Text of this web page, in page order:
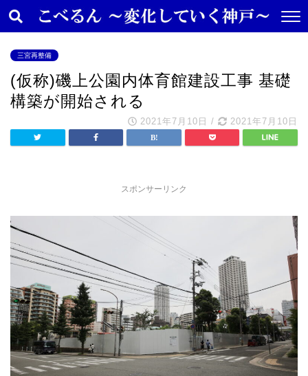
三宮再整備
(仮称)磯上公園内体育館建設工事 基礎
構築が開始される
2021年7月10日 / 2021年7月10日
スポンサーリンク